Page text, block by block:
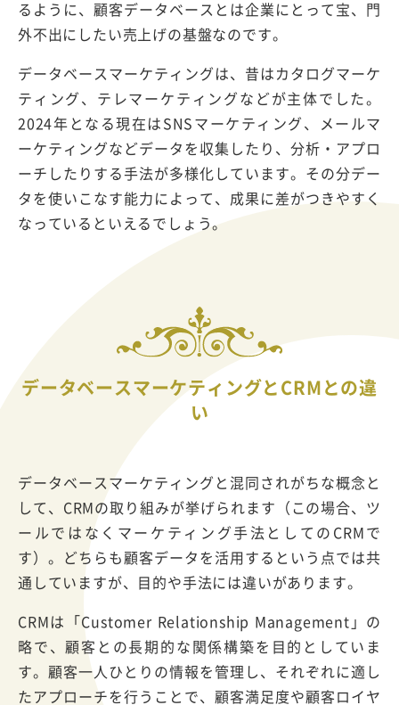
るように、顧客データベースとは企業にとって宝、門
外不出にしたい売上げの基盤なのです。
データベースマーケティングは、昔はカタログマーケ
ティング、テレマーケティングなどが主体でした。
2024年となる現在はSNSマーケティング、メールマ
ーケティングなどデータを収集したり、分析・アプロ
ーチしたりする手法が多様化しています。その分デー
タを使いこなす能力によって、成果に差がつきやすく
なっているといえるでしょう。
データベースマーケティングとCRMとの違
い
データベースマーケティングと混同されがちな概念と
して、CRMの取り組みが挙げられます（この場合、ツ
ールではなくマーケティング手法としてのCRMで
す）。どちらも顧客データを活用するという点では共
通していますが、目的や手法には違いがあります。
CRMは「Customer Relationship Management」の
略で、顧客との長期的な関係構築を目的としていま
す。顧客一人ひとりの情報を管理し、それぞれに適し
たアプローチを行うことで、顧客満足度や顧客ロイヤ